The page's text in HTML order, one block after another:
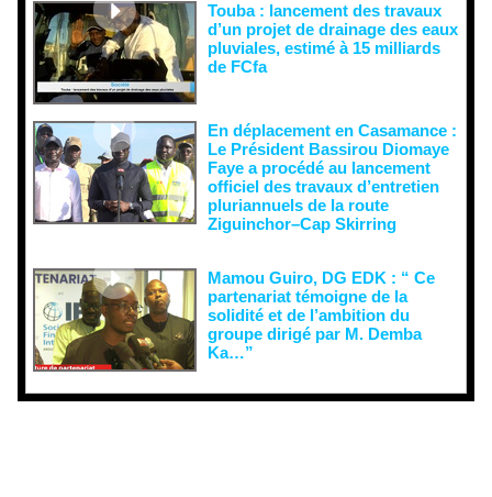
Touba : lancement des travaux
d’un projet de drainage des eaux
pluviales, estimé à 15 milliards
de FCfa ‎
En déplacement en Casamance :
Le Président Bassirou Diomaye
Faye a procédé au lancement
officiel des travaux d’entretien
pluriannuels de la route
Ziguinchor–Cap Skirring
Mamou Guiro, DG EDK : “ Ce
partenariat témoigne de la
solidité et de l’ambition du
groupe dirigé par M. Demba
Ka…”